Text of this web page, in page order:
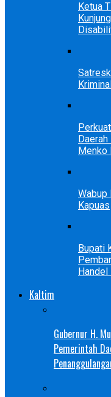
Ketua
Menko
Wabup
Kapuas
Bupati
Kaltim
Gubernur H.
Pemerintah